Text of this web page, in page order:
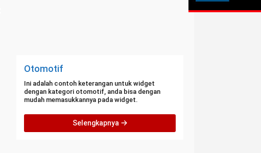
Otomotif
Ini adalah contoh keterangan untuk widget
dengan kategori otomotif, anda bisa dengan
mudah memasukkannya pada widget.
Selengkapnya